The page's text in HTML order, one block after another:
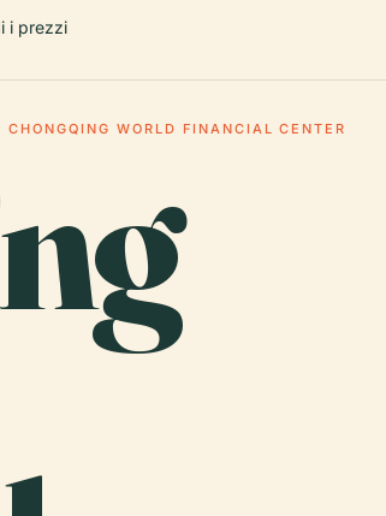
i prezzi
CHONGQING WORLD FINANCIAL CENTER